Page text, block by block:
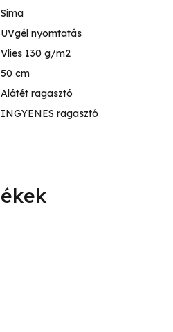
Sima
UVgél nyomtatás
Vlies 130 g/m2
50 cm
Alátét ragasztó
INGYENES ragasztó